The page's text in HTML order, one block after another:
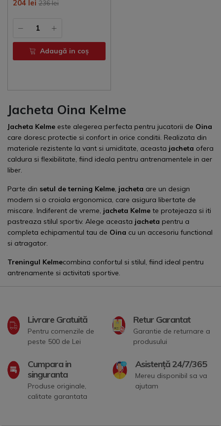
236 lei
204 lei
Adaugă in coş
Jacheta Oina Kelme
Jacheta Kelme este alegerea perfecta pentru jucatorii de Oina
care doresc protectie si confort in orice conditii. Realizata din
materiale rezistente la vant si umiditate, aceasta jacheta ofera
caldura si flexibilitate, fiind ideala pentru antrenamentele in aer
liber.
Parte din setul de terning Kelme, jacheta are un design
modern si o croiala ergonomica, care asigura libertate de
miscare. Indiferent de vreme, jacheta Kelme te protejeaza si iti
pastreaza stilul sportiv. Alege aceasta jacheta pentru a
completa echipamentul tau de Oina cu un accesoriu functional
si atragator.
Treningul Kelmecombina confortul si stilul, fiind ideal pentru
antrenamente si activitati sportive.
Livrare Gratuită
Pentru comenzile de
peste 500 de Lei
Retur Garantat
Garantie de returnare a
produsului
Cumpara in
singuranta
Produse originale,
calitate garantata
Asistență 24/7/365
Mereu disponibil sa va
ajutam